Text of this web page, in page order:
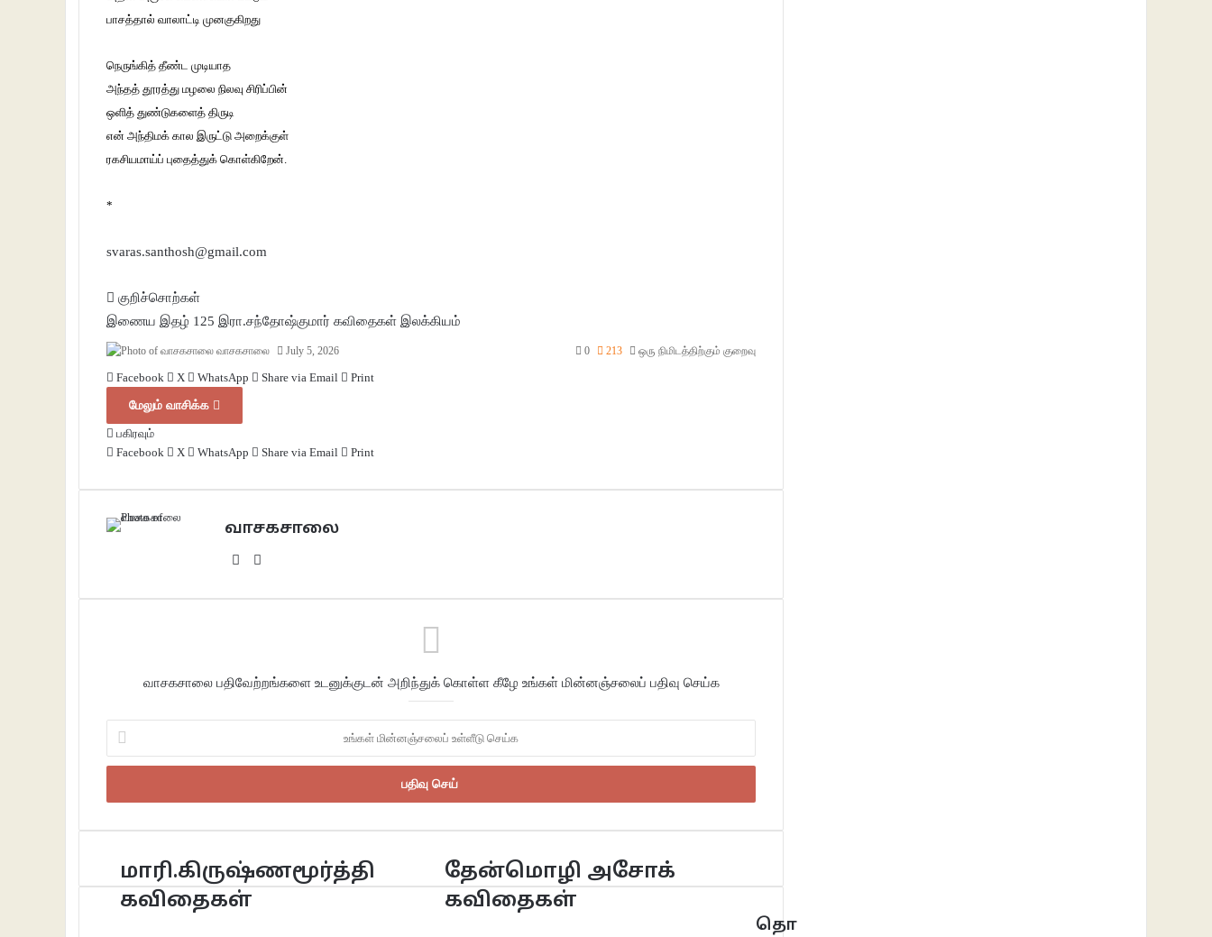
பாசத்தால் வாலாட்டி முனகுகிறது
நெருங்கித் தீண்ட முடியாத
அந்தத் தூரத்து மழலை நிலவு சிரிப்பின்
ஒளித் துண்டுகளைத் திருடி
என் அந்திமக் கால இருட்டு அறைக்குள்
ரகசியமாய்ப் புதைத்துக் கொள்கிறேன்.
*
svaras.santhosh@gmail.com
குறிச்சொற்கள்
இணைய இதழ் 125 இரா.சந்தோஷ்குமார் கவிதைகள் இலக்கியம்
வாசகசாலை July 5, 2026 0 213 ஒரு நிமிடத்திற்கும் குறைவு
Facebook X WhatsApp Share via Email Print
மேலும் வாசிக்க
பகிரவும்
Facebook
X WhatsApp Share via Email Print
வாசகசாலை
Website
வாசகசாலை பதிவேற்றங்களை உடனுக்குடன் அறிந்துக் கொள்ள கீழே உங்கள் மின்னஞ்சலைப் பதிவு செய்க
உங்கள்
மின்னஞ்சலைப்
உள்ளீடு
மாரி.கிருஷ்ணமூர்த்தி
கவிதைகள்
தேன்மொழி அசோக்
கவிதைகள்
தொ